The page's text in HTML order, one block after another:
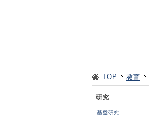
TOP 教育
研究
基盤研究